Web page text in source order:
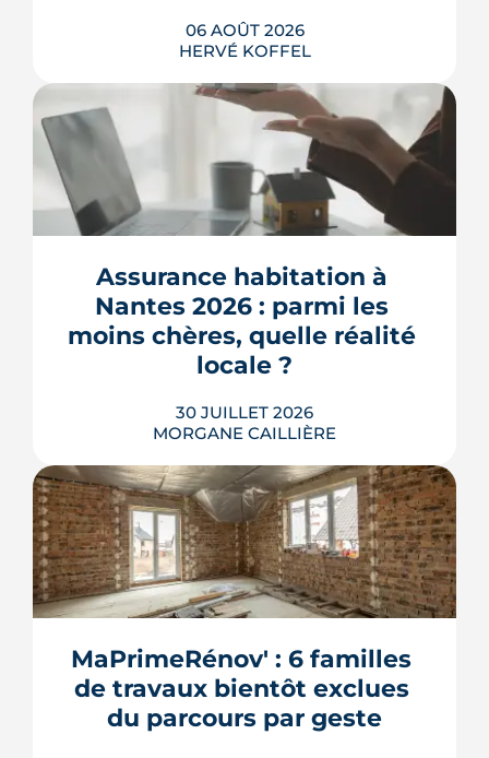
06 AOÛT 2026
HERVÉ KOFFEL
L'ancienne caserne Mellinet devient un
quartier habité de treize hectares et
demi. Livraisons de logements, friche
où en est le chantier, hameau par
hameau.
LIRE L'ARTICLE
Assurance habitation à
Nantes 2026 : parmi les
moins chères, quelle réalité
locale ?
30 JUILLET 2026
MORGANE CAILLIÈRE
259 € par an en moyenne régionale,
une hausse de 14 % sur un an, un
risque inondation bien réel autour de
la Loire et de la Sèvre : l'assurance
habitation nantaise conjugue tarifs
doux et vigilance locale. Chiffres,
limites et conseils pour payer le juste
MaPrimeRénov' : 6 familles
de travaux bientôt exclues
du parcours par geste